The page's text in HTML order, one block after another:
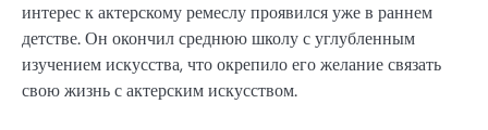
интерес к актерскому ремеслу проявился уже в раннем
детстве. Он окончил среднюю школу с углубленным
изучением искусства, что окрепило его желание связать
свою жизнь с актерским искусством.